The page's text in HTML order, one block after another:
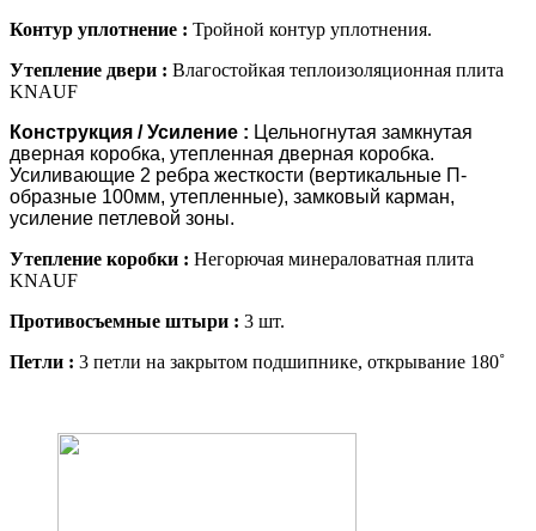
Контур уплотнение : Тройной контур уплотнения.
Утепление двери : Влагостойкая теплоизоляционная плита
KNAUF
Конструкция / Усиление : Цельногнутая замкнутая
дверная коробка, утепленная дверная коробка.
Усиливающие 2 ребра жесткости (вертикальные П-
образные 100мм, утепленные), замковый карман,
усиление петлевой зоны.
Утепление коробки : Негорючая минераловатная плита
KNAUF
Противосъемные штыри : 3 шт.
Петли : 3 петли на закрытом подшипнике, открывание 180˚